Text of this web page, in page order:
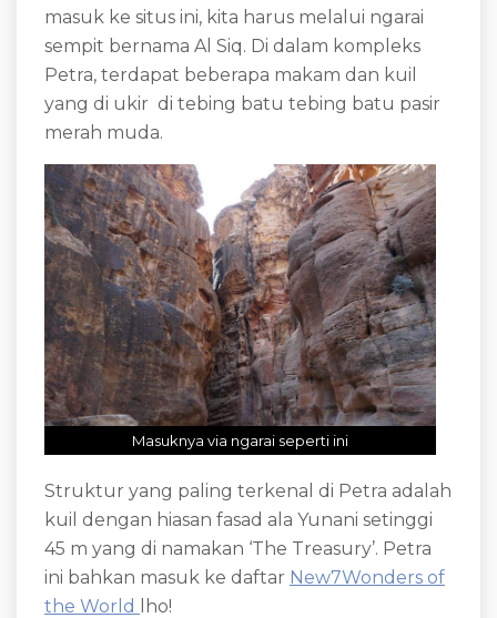
masuk ke situs ini, kita harus melalui ngarai
sempit bernama Al Siq. Di dalam kompleks
Petra, terdapat beberapa makam dan kuil
yang di ukir di tebing batu tebing batu pasir
merah muda.
Masuknya via ngarai seperti ini
Struktur yang paling terkenal di Petra adalah
kuil dengan hiasan fasad ala Yunani setinggi
45 m yang di namakan ‘The Treasury’. Petra
ini bahkan masuk ke daftar New7Wonders of
the World
lho!